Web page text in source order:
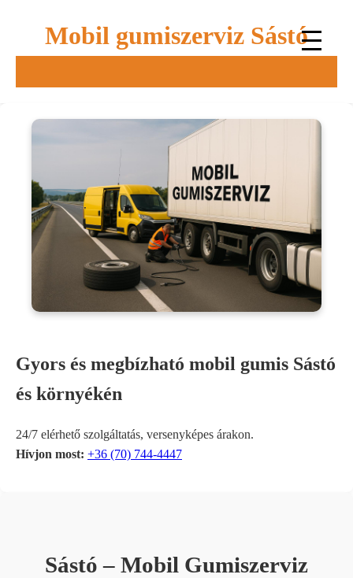
Mobil gumiszerviz Sástó
Gyors és megbízható mobil gumis Sástó
és környékén
24/7 elérhető szolgáltatás, versenyképes árakon.
Hívjon most: +36 (70) 744-4447
Sástó – Mobil Gumiszerviz